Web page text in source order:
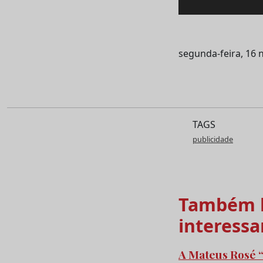
segunda-feira, 16
TAGS
publicidade
Também
A Mateus Rosé